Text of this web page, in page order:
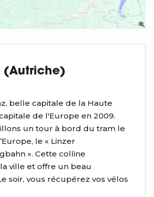
(Autriche)
belle capitale de la Haute
de l'Europe en 2009.
un tour à bord du tram le
le « Linzer
». Cette colline
ville et offre un beau
soir, vous récupérez vos vélos